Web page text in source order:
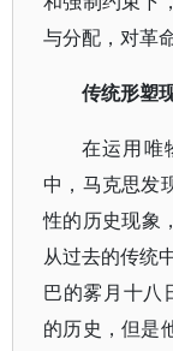
与分配，对革
传统形塑
在运用唯
中，马克思发
性的历史现象
从过去的传统
巴的雾月十八
的历史，但是